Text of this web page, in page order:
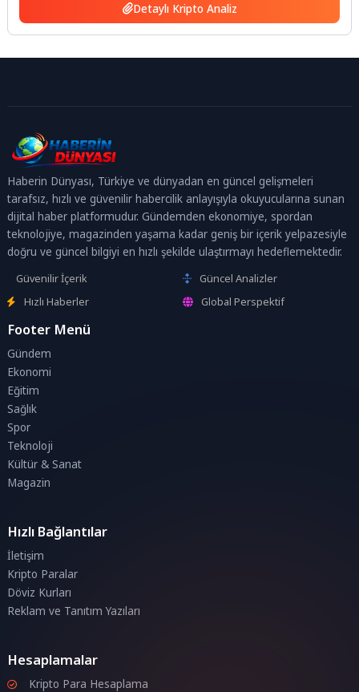
Detaylı Kripto Analiz
Haberin Dünyası, Türkiye ve dünyadan en güncel gelişmeleri
tarafsız, hızlı ve güvenilir habercilik anlayışıyla okuyucularına sunan
dijital haber platformudur. Gündemden ekonomiye, spordan
teknolojiye, magazinden yaşama kadar geniş bir içerik yelpazesiyle
doğru ve güncel bilgiyi en hızlı şekilde ulaştırmayı hedeflemektedir.
Güvenilir İçerik
Güncel Analizler
Hızlı Haberler
Global Perspektif
Footer Menü
Gündem
Ekonomi
Eğitim
Sağlık
Spor
Teknoloji
Kültür & Sanat
Magazin
Hızlı Bağlantılar
İletişim
Kripto Paralar
Döviz Kurları
Reklam ve Tanıtım Yazıları
Hesaplamalar
Kripto Para Hesaplama